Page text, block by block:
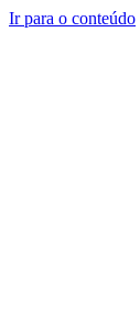
Ir para o conteúdo